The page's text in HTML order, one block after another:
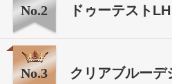
No.2 ドゥーテストLH
No.3 クリアブルーデ